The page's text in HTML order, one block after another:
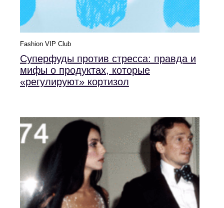
Fashion VIP Club
Суперфуды против стресса: правда и
мифы о продуктах, которые
«регулируют» кортизол